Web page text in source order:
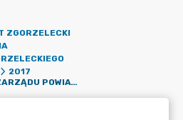
ZGORZELECKI
2017
UCHWAŁA NR 341 2017 ZARZĄDU POWIATU ZGORZELECKIEGO Z DNIA 21 GRUDNIA 2017 R. W SPRAWIE UPOWAŻNIENIA POWIATOWEGO INSPEKTORA NADZORU BUDOWLANEGO W ZGORZELCU DO SKŁADANIA OŚWIADCZEŃ WOLI ZWIĄZANYCH Z PROWADZENIEM BIEŻĄCEJ DZIAŁALNOŚCI POWIATOWEGO INSPEKTORATU NADZORU BUDOWLANEGO W ZGORZELCU.